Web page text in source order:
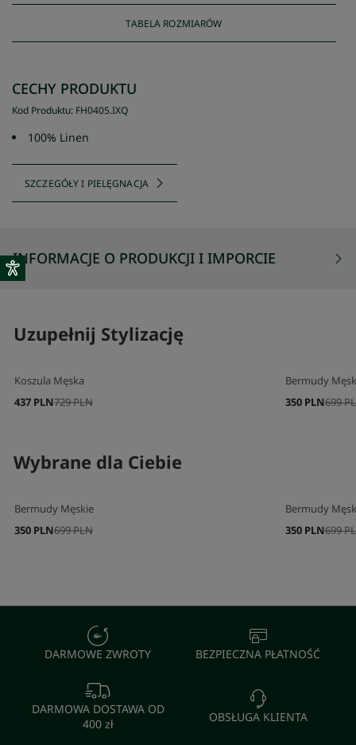
TABELA ROZMIARÓW
CECHY PRODUKTU
Kod Produktu: FH0405.IXQ
100% Linen
SZCZEGÓŁY I PIELĘGNACJA
INFORMACJE O PRODUKCJI I IMPORCIE
Uzupełnij Stylizację
Koszula Męska
729 PLN
437 PLN
Bermudy
699
350 PLN
Wybrane dla Ciebie
Bermudy Męskie
699 PLN
350 PLN
Bermudy
699
350 PLN
DARMOWE ZWROTY BEZPIECZNA PŁATNOŚĆ
DARMOWA DOSTAWA OD
400 zł
OBSŁUGA KLIENTA